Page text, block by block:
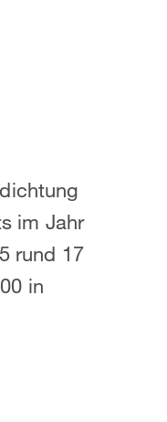
im Jahr
rund 17
in